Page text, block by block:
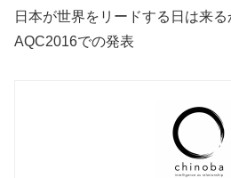
日本が世界をリードする日は来る
AQC2016での発表